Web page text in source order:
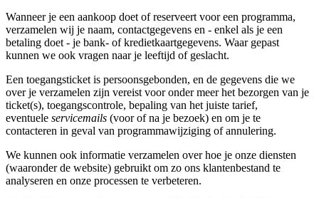
Wanneer je een aankoop doet of reserveert voor een programma,
verzamelen wij je naam, contactgegevens en - enkel als je een
betaling doet - je bank- of kredietkaartgegevens. Waar gepast
kunnen we ook vragen naar je leeftijd of geslacht.
Een toegangsticket is persoonsgebonden, en de gegevens die we
over je verzamelen zijn vereist voor onder meer het bezorgen van je
ticket(s), toegangscontrole, bepaling van het juiste tarief,
eventuele servicemails (voor of na je bezoek) en om je te
contacteren in geval van programmawijziging of annulering.
We kunnen ook informatie verzamelen over hoe je onze diensten
(waaronder de website) gebruikt om zo ons klantenbestand te
analyseren en onze processen te verbeteren.